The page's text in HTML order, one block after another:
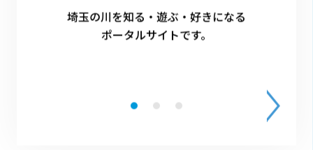
埼玉の川を知る・遊ぶ・好きになる
ポータルサイトです。